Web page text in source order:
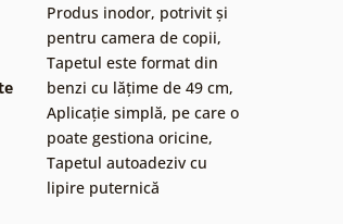
Produs inodor, potrivit și
pentru camera de copii,
Tapetul este format din
benzi cu lățime de 49 cm,
Aplicație simplă, pe care o
poate gestiona oricine,
Tapetul autoadeziv cu
lipire puternică